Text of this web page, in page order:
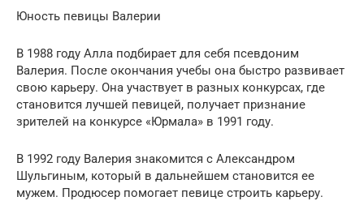
Юность певицы Валерии
В 1988 году Алла подбирает для себя псевдоним
Валерия. После окончания учебы она быстро развивает
свою карьеру. Она участвует в разных конкурсах, где
становится лучшей певицей, получает признание
зрителей на конкурсе «Юрмала» в 1991 году.
В 1992 году Валерия знакомится с Александром
Шульгиным, который в дальнейшем становится ее
мужем. Продюсер помогает певице строить карьеру.